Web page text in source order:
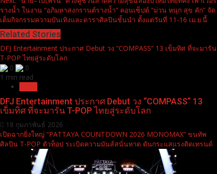
รางน้ำ ในงาน “อภิมหาสงกรานต์รางน้ำ” คอนเซ็ปต์ “ม่วน หนุก สุข คัก” จัด
เต็มกิจกรรมความบันเทิงและดาราศิลปินชั้นนำ ตั้งแต่วันที่ 11-16 เม.ย.นี้
Related Stories
DFJ Entertainment ประกาศ Debut วง “COMPASS” 13 เข็มทิศ ที่จะมารัน
T-POP ไทยสู่ระดับโลก
0
0
1 min read
DFJ Entertainment ประกาศ Debut วง “COMPASS” 13
เข็มทิศ ที่จะมารัน T-POP ไทยสู่ระดับโลก
18 กุมภาพันธ์ 2026
เปิดฉากยิ่งใหญ่ “PATTAYA COUNTDOWN 2026 MONOMAX” ขนทัพ
ศิลปิน T-POP ตัวท็อป ระเบิดความมันส์สนั่นหาด ดันกระแสแรงติดเทรนด์